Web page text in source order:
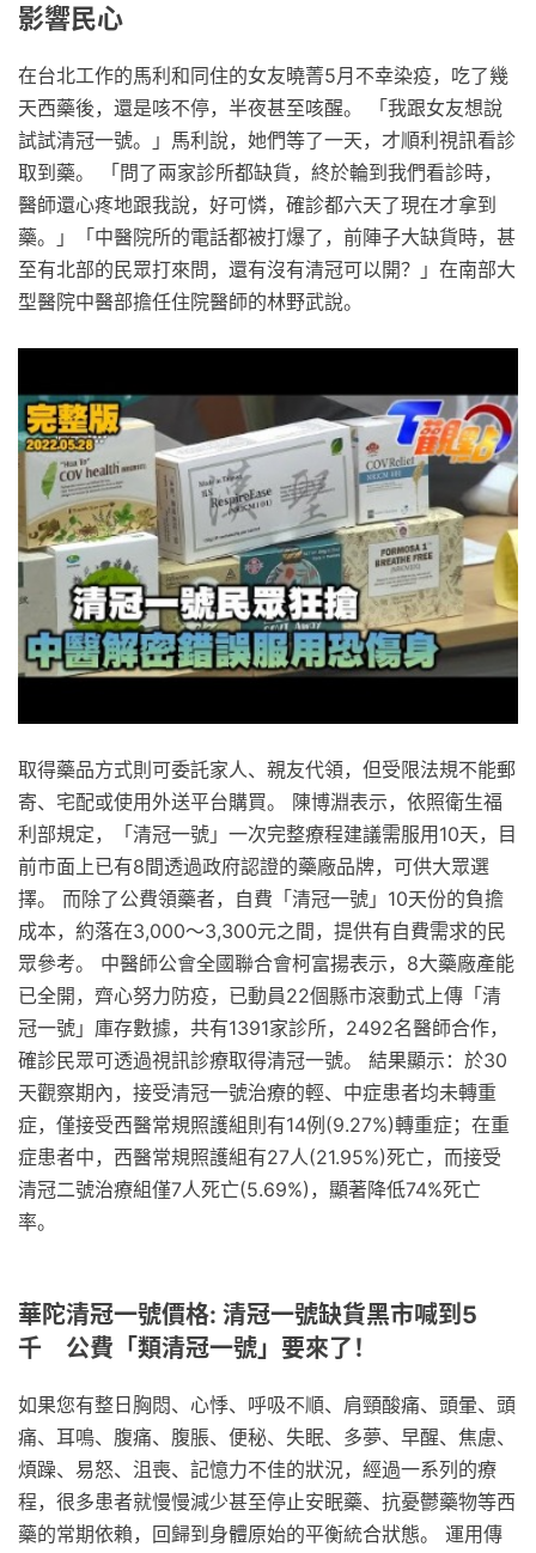
影響民心
在台北工作的馬利和同住的女友曉菁5月不幸染疫，吃了幾
天西藥後，還是咳不停，半夜甚至咳醒。 「我跟女友想說
試試清冠一號。」馬利說，她們等了一天，才順利視訊看診
取到藥。 「問了兩家診所都缺貨，終於輪到我們看診時，
醫師還心疼地跟我說，好可憐，確診都六天了現在才拿到
藥。」「中醫院所的電話都被打爆了，前陣子大缺貨時，甚
至有北部的民眾打來問，還有沒有清冠可以開？」在南部大
型醫院中醫部擔任住院醫師的林野武說。
取得藥品方式則可委託家人、親友代領，但受限法規不能郵
寄、宅配或使用外送平台購買。 陳博淵表示，依照衛生福
利部規定，「清冠一號」一次完整療程建議需服用10天，目
前市面上已有8間透過政府認證的藥廠品牌，可供大眾選
擇。 而除了公費領藥者，自費「清冠一號」10天份的負擔
成本，約落在3,000～3,300元之間，提供有自費需求的民
眾參考。 中醫師公會全國聯合會柯富揚表示，8大藥廠產能
已全開，齊心努力防疫，已動員22個縣市滾動式上傳「清
冠一號」庫存數據，共有1391家診所，2492名醫師合作，
確診民眾可透過視訊診療取得清冠一號。 結果顯示：於30
天觀察期內，接受清冠一號治療的輕、中症患者均未轉重
症，僅接受西醫常規照護組則有14例(9.27%)轉重症；在重
症患者中，西醫常規照護組有27人(21.95%)死亡，而接受
清冠二號治療組僅7人死亡(5.69%)，顯著降低74%死亡
率。
華陀清冠一號價格: 清冠一號缺貨黑市喊到5
千 公費「類清冠一號」要來了！
如果您有整日胸悶、心悸、呼吸不順、肩頸酸痛、頭暈、頭
痛、耳鳴、腹痛、腹脹、便秘、失眠、多夢、早醒、焦慮、
煩躁、易怒、沮喪、記憶力不佳的狀況，經過一系列的療
程，很多患者就慢慢減少甚至停止安眠藥、抗憂鬱藥物等西
藥的常期依賴，回歸到身體原始的平衡統合狀態。 運用傳